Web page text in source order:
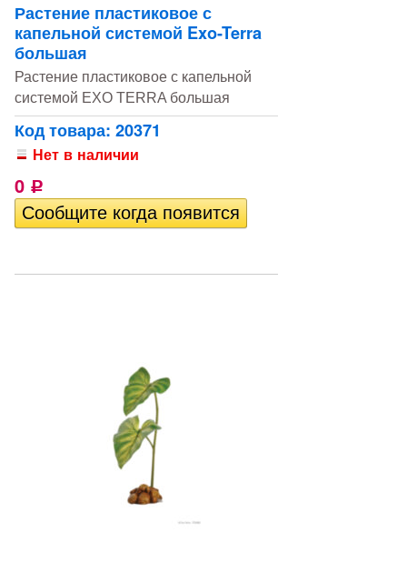
Растение пластиковое с
капельной системой Exo-Terra
большая
Растение пластиковое с капельной
системой EXO TERRA большая
Код товара: 20371
Нет в наличии
0 Р